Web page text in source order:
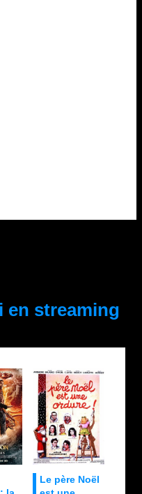
en streaming
Le père Noël